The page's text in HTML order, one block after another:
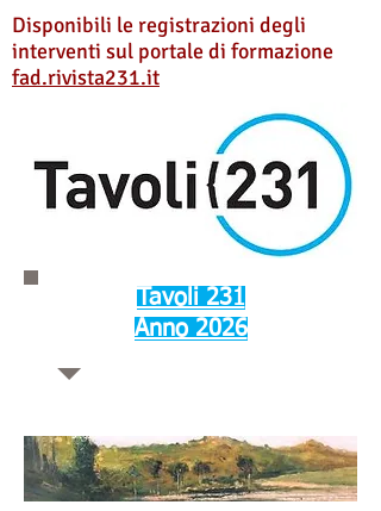
Disponibili le registrazioni degli
interventi sul portale di formazione
fad.rivista231.it
Tavoli 231
Anno 2026